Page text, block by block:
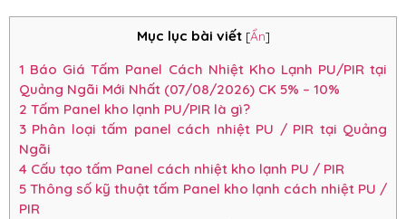
Mục lục bài viết [Ẩn]
1 Báo Giá Tấm Panel Cách Nhiệt Kho Lạnh PU/PIR tại
Quảng Ngãi Mới Nhất (07/08/2026) CK 5% – 10%
2 Tấm Panel kho lạnh PU/PIR là gì?
3 Phân loại tấm panel cách nhiệt PU / PIR tại Quảng
Ngãi
4 Cấu tạo tấm Panel cách nhiệt kho lạnh PU / PIR
5 Thông số kỹ thuật tấm Panel kho lạnh cách nhiệt PU /
PIR